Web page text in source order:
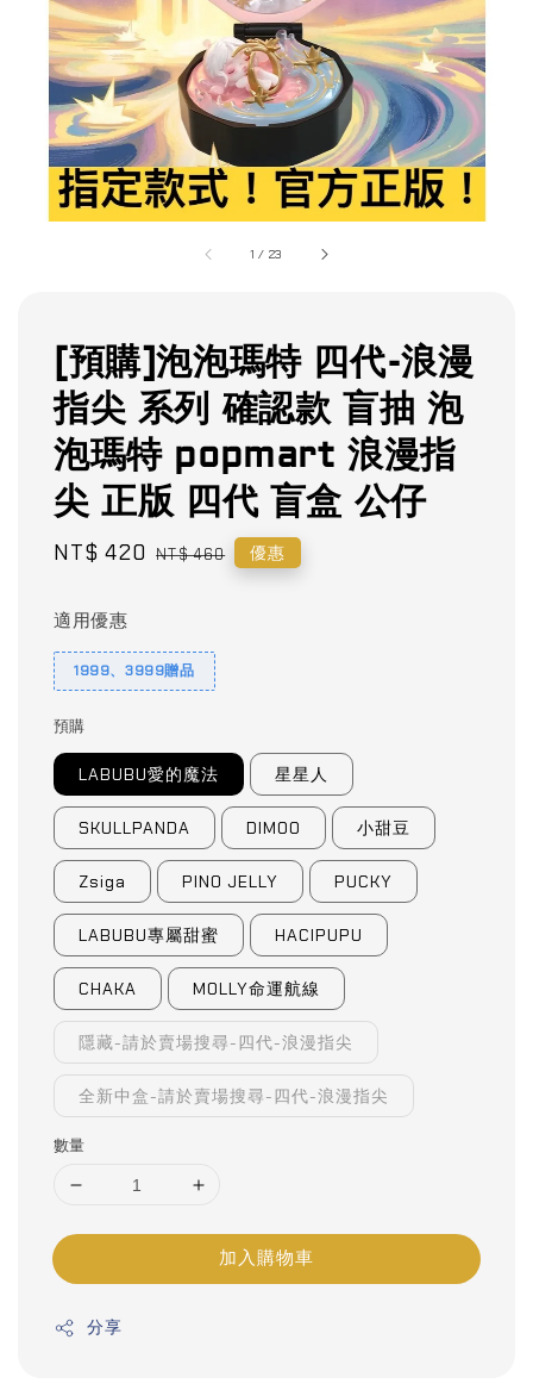
1 / 23
[預購]泡泡瑪特 四代-浪漫
指尖 系列 確認款 盲抽 泡
泡瑪特 popmart 浪漫指
尖 正版 四代 盲盒 公仔
Sale
NT$ 420 Regular
NT$ 460 優惠
適用優惠
1999、3999贈品
預購
LABUBU愛的魔法 星星人
SKULLPANDA DIMOO 小甜豆
Zsiga PINO JELLY PUCKY
LABUBU專屬甜蜜 HACIPUPU
CHAKA MOLLY命運航線
隱藏-請於賣場搜尋-四代-浪漫指尖
全新中盒-請於賣場搜尋-四代-浪漫指尖
數量
加入購物車
分享